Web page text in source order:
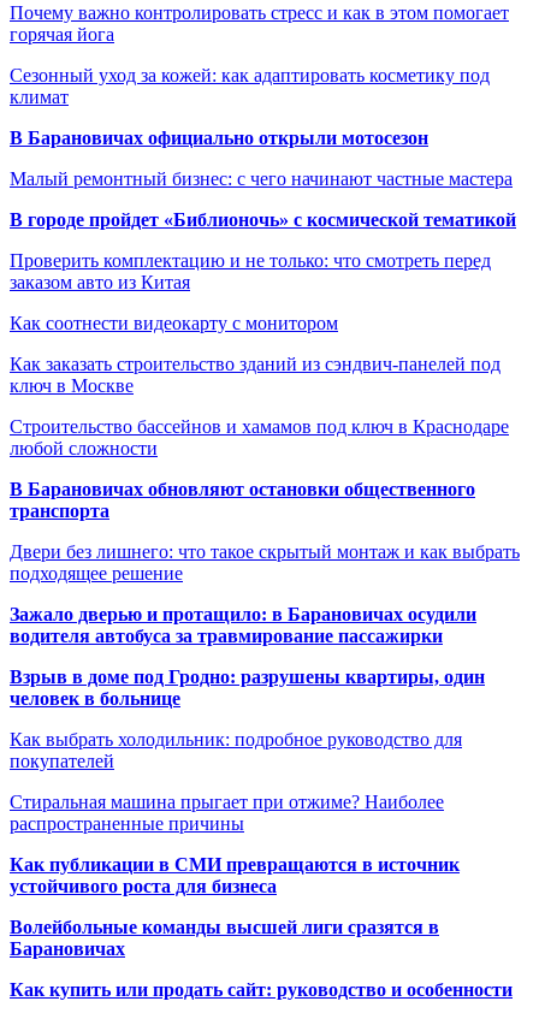
Почему важно контролировать стресс и как в этом помогает
горячая йога
Сезонный уход за кожей: как адаптировать косметику под
климат
В Барановичах официально открыли мотосезон
Малый ремонтный бизнес: с чего начинают частные мастера
В городе пройдет «Библионочь» с космической тематикой
Проверить комплектацию и не только: что смотреть перед
заказом авто из Китая
Как соотнести видеокарту с монитором
Как заказать строительство зданий из сэндвич-панелей под
ключ в Москве
Строительство бассейнов и хамамов под ключ в Краснодаре
любой сложности
В Барановичах обновляют остановки общественного
транспорта
Двери без лишнего: что такое скрытый монтаж и как выбрать
подходящее решение
Зажало дверью и протащило: в Барановичах осудили
водителя автобуса за травмирование пассажирки
Взрыв в доме под Гродно: разрушены квартиры, один
человек в больнице
Как выбрать холодильник: подробное руководство для
покупателей
Стиральная машина прыгает при отжиме? Наиболее
распространенные причины
Как публикации в СМИ превращаются в источник
устойчивого роста для бизнеса
Волейбольные команды высшей лиги сразятся в
Барановичах
Как купить или продать сайт: руководство и особенности